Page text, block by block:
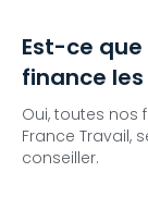
Est-ce que
finance
Oui, toutes nos
France Travail,
conseiller.